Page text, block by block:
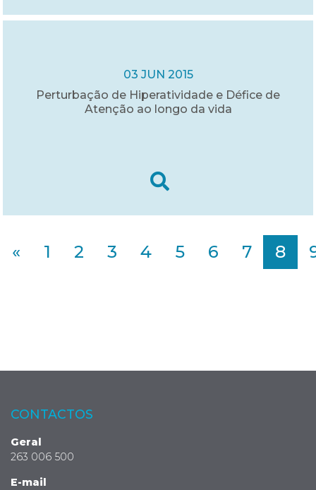
03 JUN 2015
Perturbação de Hiperatividade e Défice de
Atenção ao longo da vida
« 1 2 3 4 5 6 7 8
CONTACTOS
Geral
263 006 500
E-mail